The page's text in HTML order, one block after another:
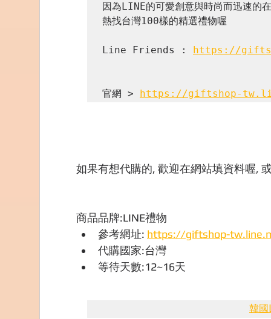
因為LINE的可愛創意與時尚而迅速的
熱找台灣100樣的精選禮物喔
Line Friends : https://
官網 > https://giftshop-
如果有想代購的, 歡迎在網站填資料喔,
商品品牌:LINE禮物
參考網址: https://giftshop-
代購國家:台灣
等待天數:12~16天
韓